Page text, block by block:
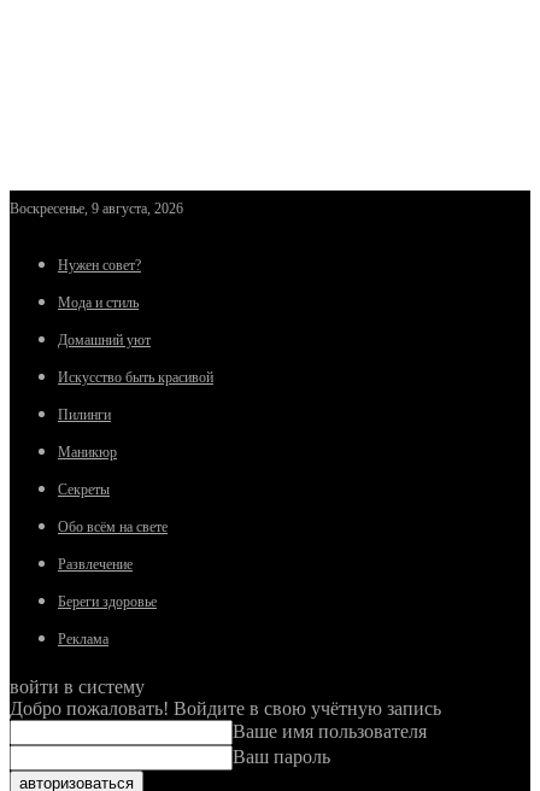
Воскресенье, 9 августа, 2026
Нужен совет?
Мода и стиль
Домашний уют
Искусство быть красивой
Пилинги
Маникюр
Секреты
Обо всём на свете
Развлечение
Береги здоровье
Реклама
войти в систему
Добро пожаловать! Войдите в свою учётную запись
Ваше имя пользователя
Ваш пароль